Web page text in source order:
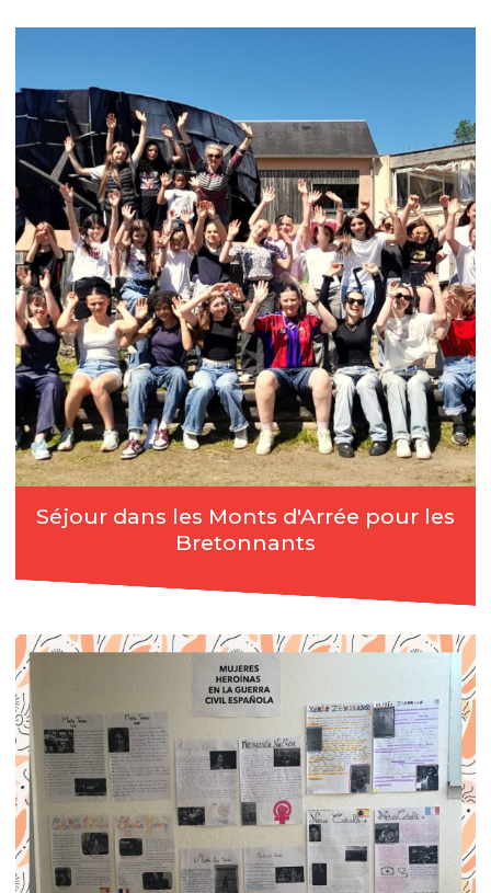
Séjour dans les Monts d'Arrée pour les
Bretonnants